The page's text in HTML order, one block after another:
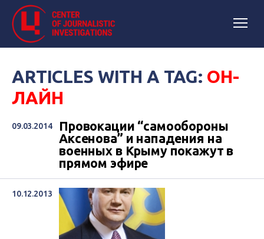
ARTICLES WITH A TAG: ОН-
ЛАЙН
09.03.2014
Провокации “самообороны
Аксенова” и нападения на
военных в Крыму покажут в
прямом эфире
10.12.2013